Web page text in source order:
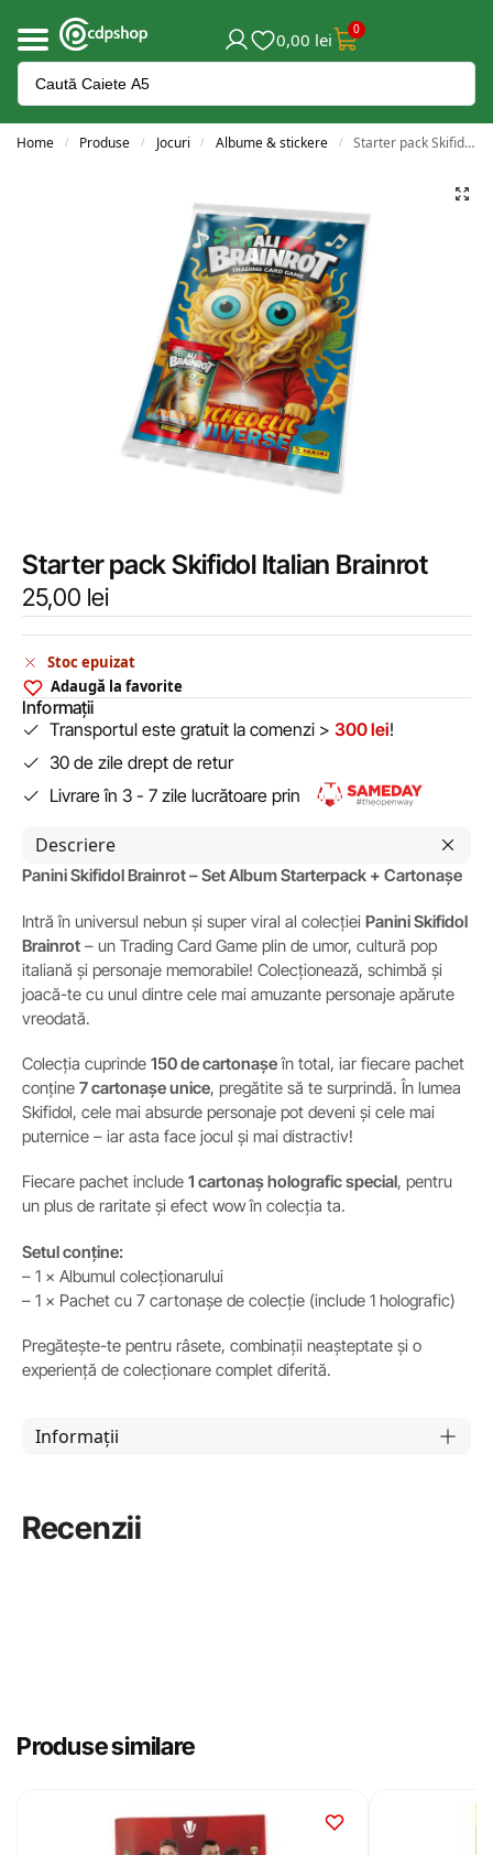
0,00 lei 0
Home / Produse / Jocuri / Albume & stickere / Starter pack Skifidol Italian Brainrot
Starter pack Skifidol Italian Brainrot
25,00 lei
Stoc epuizat
Adaugă la favorite
Informații
Transportul este gratuit la comenzi > 300 lei!
30 de zile drept de retur
Livrare în 3 - 7 zile lucrătoare prin
Descriere
Panini Skifidol Brainrot – Set Album Starterpack + Cartonașe
Intră în universul nebun și super viral al colecției Panini Skifidol
Brainrot – un Trading Card Game plin de umor, cultură pop
italiană și personaje memorabile! Colecționează, schimbă și
joacă-te cu unul dintre cele mai amuzante personaje apărute
vreodată.
Colecția cuprinde 150 de cartonașeîn total, iar fiecare pachet
conține 7 cartonașe unice, pregătite să te surprindă. În lumea
Skifidol, cele mai absurde personaje pot deveni și cele mai
puternice – iar asta face jocul și mai distractiv!
Fiecare pachet include 1 cartonaș holografic special, pentru
un plus de raritate și efect wow în colecția ta.
Setul conține:
– 1 × Albumul colecționarului
– 1 × Pachet cu 7 cartonașe de colecție (include 1 holografic)
Pregătește-te pentru râsete, combinații neașteptate și o
experiență de colecționare complet diferită.
Informații
Recenzii
Produse similare